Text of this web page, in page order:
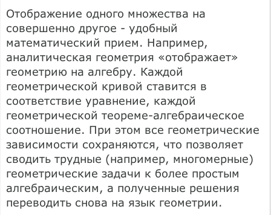
Отображение одного множества на
совершенно другое - удобный
математический прием. Например,
аналитическая геометрия «отображает»
геометрию на алгебру. Каждой
геометрической кривой ставится в
соответствие уравнение, каждой
геометрической теореме-алгебраическое
соотношение. При этом все геометрические
зависимости сохраняются, что позволяет
сводить трудные (например, многомерные)
геометрические задачи к более простым
алгебраическим, а полученные решения
переводить снова на язык геометрии.